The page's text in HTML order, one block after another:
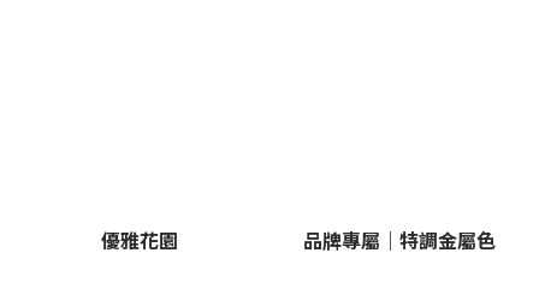
優雅花園 品牌專屬｜特調金屬色